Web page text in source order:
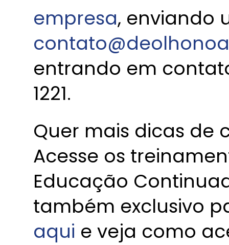
empresa, enviando
entrando em
1221.
Quer mais dicas de
Acesse os
Educação
também exclusivo
aqui e veja como